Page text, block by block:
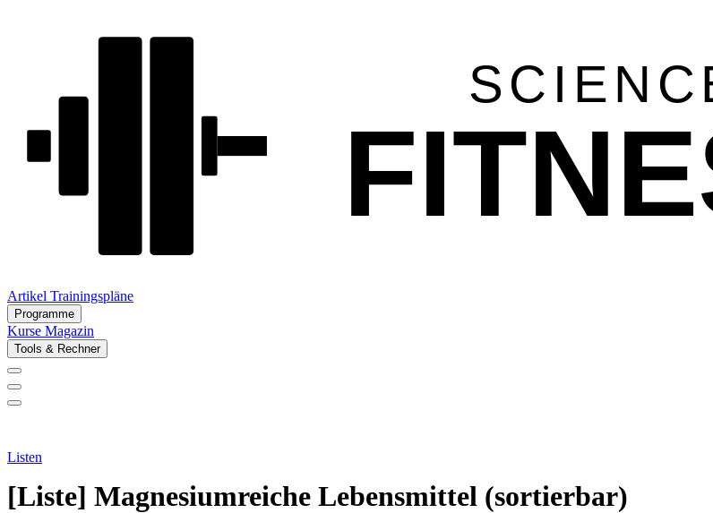
Artikel Trainingspläne
Programme
Kurse Magazin
Tools & Rechner
Listen
[Liste] Magnesiumreiche Lebensmittel (sortierbar)